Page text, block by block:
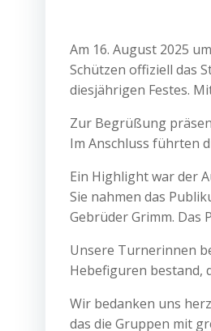
Am 16. August 2025
Schützen offiziell das
diesjährigen Festes.
Zur Begrüßung
Im Anschluss führten
Ein Highlight war der
Sie nahmen das
Gebrüder Grimm.
Unsere Turnerinnen
Hebefiguren bestand,
Wir bedanken uns
das die Gruppen mit